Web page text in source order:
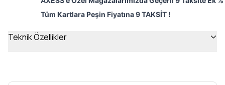
Tüm Kartlara Peşin Fiyatına 9 TAKSİT !
Teknik Özellikler